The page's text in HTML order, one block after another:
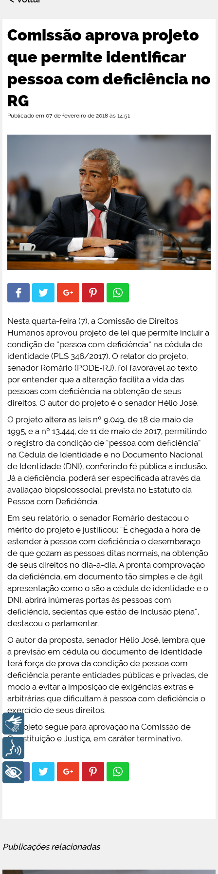
Comissão aprova projeto
que permite identificar
pessoa com deficiência no
RG
Publicado em 07 de fevereiro de 2018 às 14:51
Nesta quarta-feira (7), a Comissão de Direitos
Humanos aprovou projeto de lei que permite incluir a
condição de “pessoa com deficiência” na cédula de
identidade (PLS 346/2017). O relator do projeto,
senador Romário (PODE-RJ), foi favorável ao texto
por entender que a alteração facilita a vida das
pessoas com deficiência na obtenção de seus
direitos. O autor do projeto é o senador Hélio José.
O projeto altera as leis nº 9.049, de 18 de maio de
1995, e a nº 13.444, de 11 de maio de 2017, permitindo
o registro da condição de “pessoa com deficiência”
na Cédula de Identidade e no Documento Nacional
de Identidade (DNI), conferindo fé pública a inclusão.
Já a deficiência, poderá ser especificada através da
avaliação biopsicossocial, prevista no Estatuto da
Pessoa com Deficiência.
Em seu relatório, o senador Romário destacou o
mérito do projeto e justificou: “É chegada a hora de
estender à pessoa com deficiência o desembaraço
de que gozam as pessoas ditas normais, na obtenção
de seus direitos no dia-a-dia. A pronta comprovação
da deficiência, em documento tão simples e de ágil
apresentação como o são a cédula de identidade e o
DNI, abrirá inúmeras portas às pessoas com
deficiência, sedentas que estão de inclusão plena”,
destacou o parlamentar.
O autor da proposta, senador Hélio José, lembra que
a previsão em cédula ou documento de identidade
terá força de prova da condição de pessoa com
deficiência perante entidades públicas e privadas, de
modo a evitar a imposição de exigências extras e
arbitrárias que dificultam à pessoa com deficiência o
exercício de seus direitos.
O projeto segue para aprovação na Comissão de
Constituição e Justiça, em caráter terminativo.
Publicações relacionadas
Libras
+ Acessibilidade